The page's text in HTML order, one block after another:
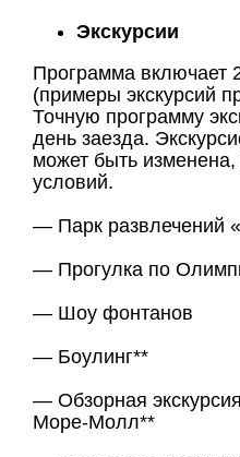
Экскурсии
Программа включает
(примеры экскурсий
Точную программу
день заезда.
может быть
условий.
— Парк развлечений
— Прогулка по
— Шоу фонтанов
— Боулинг**
— Обзорная
Море-Молл**